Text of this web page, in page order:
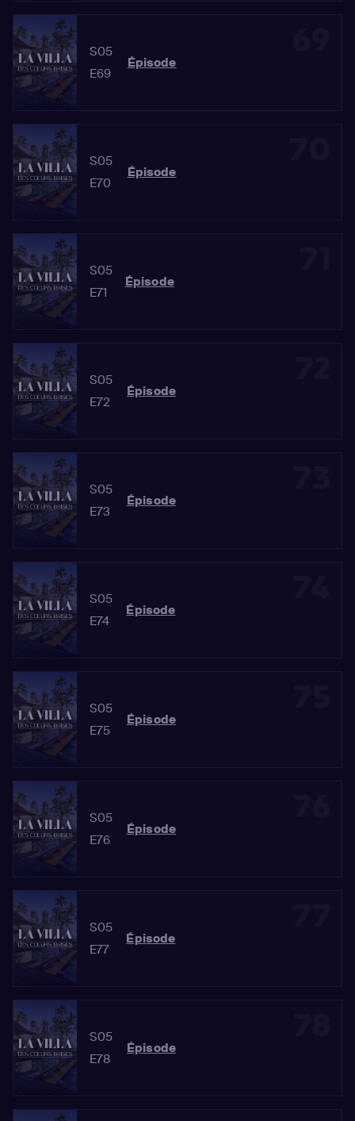
S05
E69
Épisode
S05
E70
Épisode
S05
E71
Épisode
S05
E72
Épisode
S05
E73
Épisode
S05
E74
Épisode
S05
E75
Épisode
S05
E76
Épisode
S05
E77
Épisode
S05
E78
Épisode